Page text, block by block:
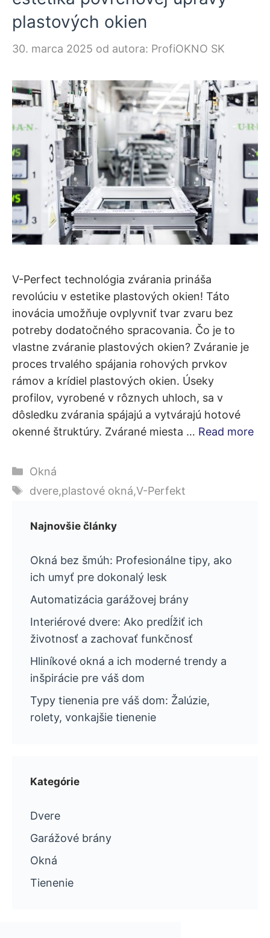
plastových okien
30. marca 2025 od autora: ProfiOKNO SK
V-Perfect technológia zvárania prináša
revolúciu v estetike plastových okien! Táto
inovácia umožňuje ovplyvniť tvar zvaru bez
potreby dodatočného spracovania. Čo je to
vlastne zváranie plastových okien? Zváranie je
proces trvalého spájania rohových prvkov
rámov a krídiel plastových okien. Úseky
profilov, vyrobené v rôznych uhloch, sa v
dôsledku zvárania spájajú a vytvárajú hotové
okenné štruktúry. Zvárané miesta … Read more
Kategórie
Okná
Značky
dvere,plastové okná,V-Perfekt
Najnovšie články
Okná bez šmúh: Profesionálne tipy, ako
ich umyť pre dokonalý lesk
Automatizácia garážovej brány
Interiérové dvere: Ako predĺžiť ich
životnosť a zachovať funkčnosť
Hliníkové okná a ich moderné trendy a
inšpirácie pre váš dom
Typy tienenia pre váš dom: Žalúzie,
rolety, vonkajšie tienenie
Kategórie
Dvere
Garážové brány
Okná
Tienenie